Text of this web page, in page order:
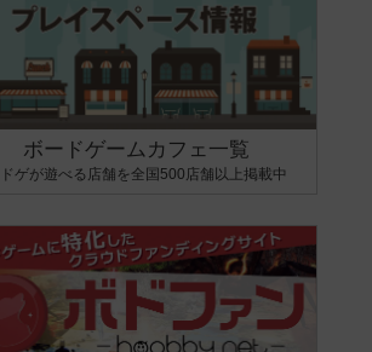
ボードゲームカフェ一覧
ゲが遊べる店舗を全国500店舗以上掲載中